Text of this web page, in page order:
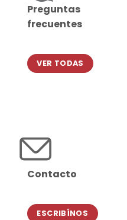
Preguntas
frecuentes
VER TODAS
Contacto
ESCRIBÍNOS